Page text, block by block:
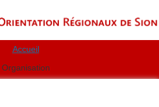
Accueil
Organisation